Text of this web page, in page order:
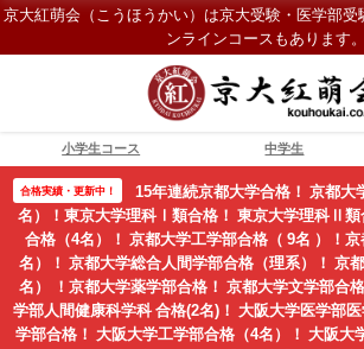
京大紅萌会（こうほうかい）は京大受験・医学部受
ンラインコースもあります。
小学生コース 中学生
合格実績・更新中！
15年連続京都大学合格！ 京都大
名）！東京大学理科Ⅰ類合格！ 東京大学理科Ⅱ類
合格（4名）！ 京都大学工学部合格（ 9名 ）！
名）！ 京都大学総合人間学部合格（理系）！ 京
名） ！京都大学薬学部合格！ 京都大学文学部合
学部人間健康科学科 合格(2名)！ 大阪大学医学部
学部合格！ 大阪大学工学部合格（4名）！ 大阪大